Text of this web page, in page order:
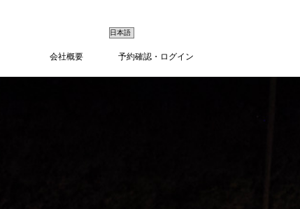
会社概要 予約確認・ログイン